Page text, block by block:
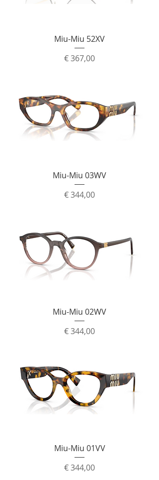
Miu-Miu 52XV
Prijs
€ 367,00
Miu-Miu 03WV
Prijs
€ 344,00
Miu-Miu 02WV
Prijs
€ 344,00
Miu-Miu 01VV
Prijs
€ 344,00